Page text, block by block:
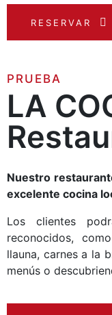
RESERVAR
PRUEBA
LA
Nuestro
excelente cocina
Los clientes
reconocidos,
llauna, carnes a la
menús o